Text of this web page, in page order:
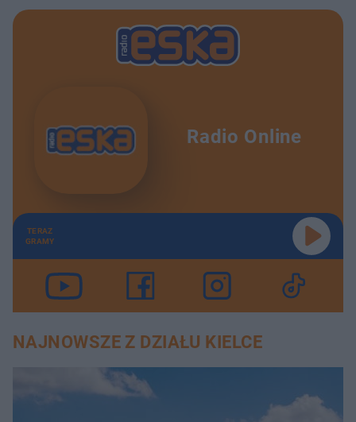
Radio Online
TERAZ
GRAMY
NAJNOWSZE Z DZIAŁU KIELCE